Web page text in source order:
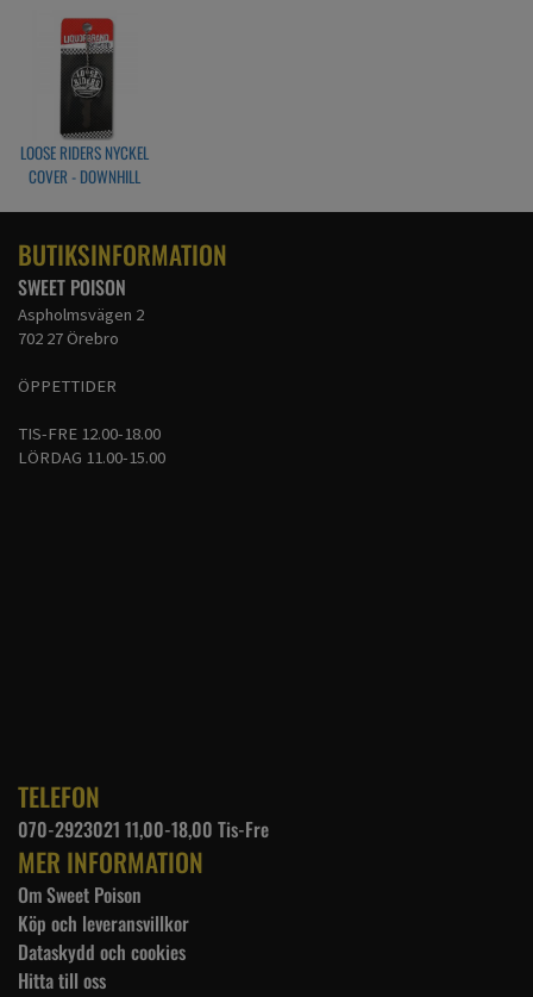
LOOSE RIDERS NYCKEL
COVER - DOWNHILL
BUTIKSINFORMATION
SWEET POISON
Aspholmsvägen 2
702 27 Örebro
ÖPPETTIDER
TIS-FRE 12.00-18.00
LÖRDAG 11.00-15.00
TELEFON
070-2923021 11,00-18,00 Tis-Fre
MER INFORMATION
Om Sweet Poison
Köp och leveransvillkor
Dataskydd och cookies
Hitta till oss